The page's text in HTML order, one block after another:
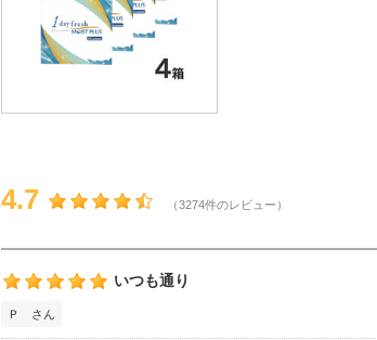
4.7 （3274件のレビュー）
いつも通り
Ｐ さん